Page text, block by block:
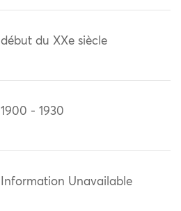
début du XXe siècle
1900 - 1930
Information Unavailable